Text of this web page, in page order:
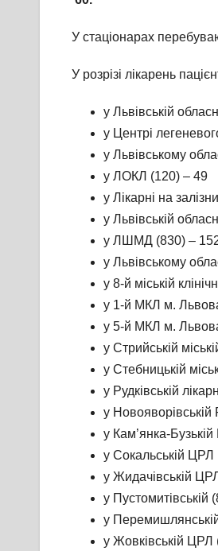
У стаціонарах
У розрізі лікарень
у Львівській
у Центрі
у Львівському
у ЛОКЛ (120) – 49
у Лікарні на
у Львівській
у ЛШМД (830) –
у Львівському
у 8-й міській
у 1-й МКЛ м.
у 5-й МКЛ м.
у Стрийській
у Стебницькій
у Рудківській
у
у Кам’янка-
у Сокальській ЦРЛ
у Жидачівській
у Пустомитівській
у
у Жовківській ЦРЛ